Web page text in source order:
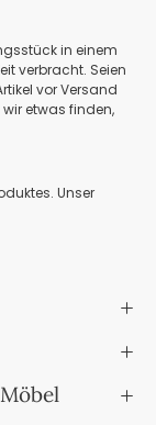
in einem
verbracht. Seien
vor Versand
etwas finden,
Unser